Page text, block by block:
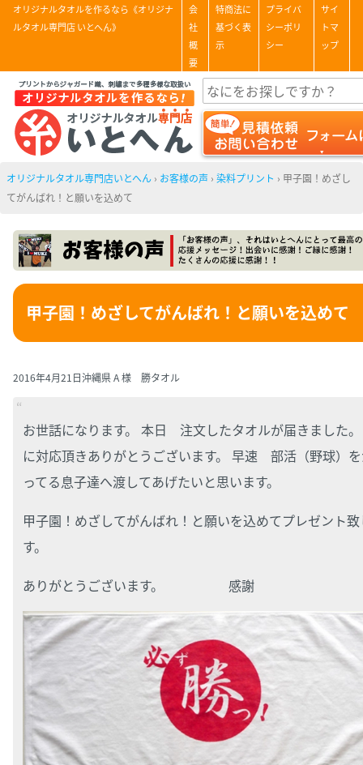
オリジナルタオルを作るなら《オリジナ
ルタオル専門店 いとへん》
会
社
概
要
特商法に
基づく表
示
プライバ
シーポリ
シー
サイ
トマ
ップ
オリジナルタオル専門店いとへん › お客様の声 › 染料プリント › 甲子園！めざし
てがんばれ！と願いを込めて
甲子園！めざしてがんばれ！と願いを込めて
2016年4月21日沖縄県 A 様 勝タオル
お世話になります。 本日 注文したタオルが届きました
に対応頂きありがとうございます。 早速 部活（野球）
ってる息子達へ渡してあげたいと思います。
甲子園！めざしてがんばれ！と願いを込めてプレゼント
す。
ありがとうございます。 感謝